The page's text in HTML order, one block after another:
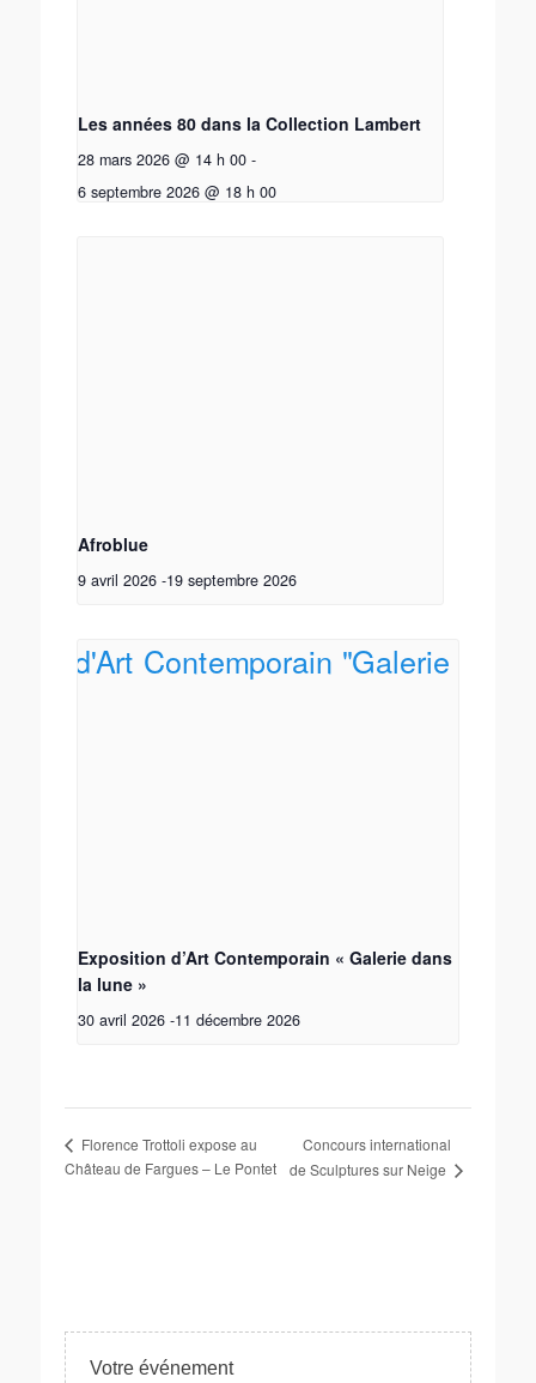
Les années 80 dans la Collection Lambert
28 mars 2026 @ 14 h 00 -
6 septembre 2026 @ 18 h 00
Afroblue
9 avril 2026 -19 septembre 2026
Exposition d’Art Contemporain « Galerie dans
la lune »
30 avril 2026 -11 décembre 2026
Florence Trottoli expose au
Château de Fargues – Le Pontet
Concours international
de Sculptures sur Neige
Votre événement